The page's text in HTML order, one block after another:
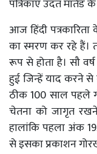
पत्रिकाएं उदंत
आज हिंदी
का स्मरण कर रहे हैं।
रूप से होता है। सौ
हुई जिन्हें याद करने से
ठीक 100 साल पहले
चेतना को जागृत
हालांकि पहला अंक
से इसका प्रकाशन